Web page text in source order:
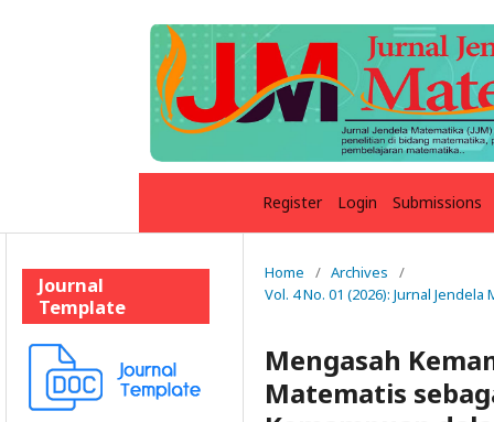
Register Login Submissions
Journal
Template
Home / Archives
/
Vol. 4 No. 01 (2026): Jurnal
Mengasah
Matematis